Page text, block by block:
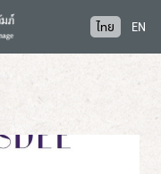
ไทย EN